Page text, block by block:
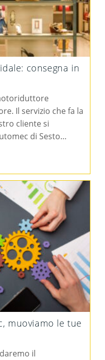
consegna in
Il servizio che fa la
cliente si
di Sesto…
muoviamo le tue
il